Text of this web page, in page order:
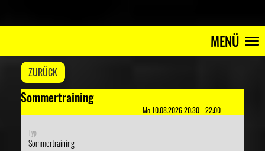
MENÜ
ZURÜCK
Sommertraining
Mo 10.08.2026 20:30 - 22:00
Typ
Sommertraining